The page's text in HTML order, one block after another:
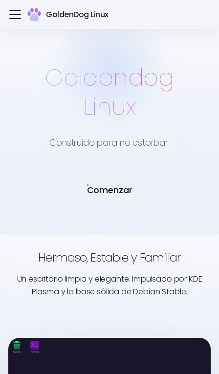
GoldenDog Linux
Goldendog
Linux
Construido para no estorbar.
Comenzar
Hermoso, Estable y Familiar
Un escritorio limpio y elegante. Impulsado por KDE
Plasma y la base sólida de Debian Stable.